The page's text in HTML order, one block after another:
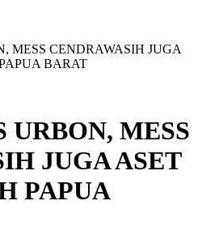
MESS CENDRAWASIH JUGA
BARAT
URBON, MESS
JUGA ASET
PAPUA